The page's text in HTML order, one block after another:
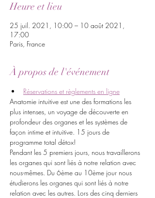
Heure et lieu
25 juil. 2021, 10:00 – 10 août 2021,
17:00
Paris, France
À propos de l'événement
Réservations et règlements en ligne
Anatomie intuitive est une des formations les
plus intenses, un voyage de découverte en
profondeur des organes et les systèmes de
façon intime et intuitive. 15 jours de
programme total détox!
Pendant les 5 premiers jours, nous travaillerons
les organes qui sont liés à notre relation avec
nous-mêmes. Du 6ème au 10ème jour nous
étudierons les organes qui sont liés à notre
relation avec les autres. Lors des cinq derniers